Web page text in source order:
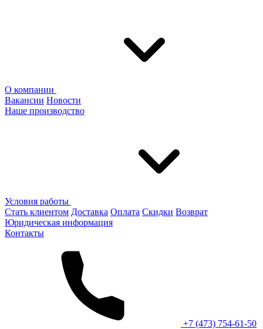
О компании
Вакансии Новости
Наше производство
Условия работы
Стать клиентом Доставка Оплата Скидки Возврат
Юридическая информация
Контакты
+7 (473) 754-61-50